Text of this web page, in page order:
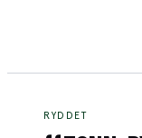
RYDDET